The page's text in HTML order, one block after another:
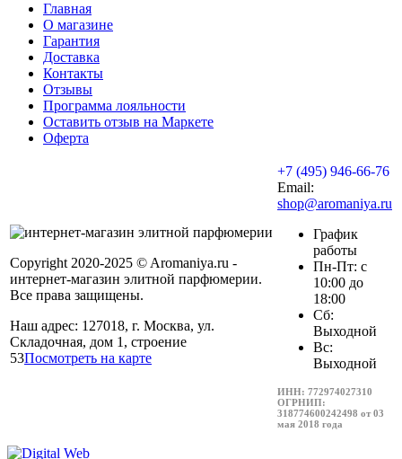
Главная
О магазине
Гарантия
Доставка
Контакты
Отзывы
Программа лояльности
Оставить отзыв на Маркете
Оферта
Copyright 2020-2025 © Aromaniya.ru -
интернет-магазин элитной парфюмерии.
Все права защищены.
Наш адрес: 127018, г. Москва, ул.
Складочная, дом 1, строение
53Посмотреть на карте
+7 (495) 946-66-76
Email:
shop@aromaniya.ru
График
работы
Пн-Пт: с
10:00 до
18:00
Сб:
Выходной
Вс:
Выходной
ИНН: 772974027310
ОГРНИП:
318774600242498 от 03
мая 2018 года